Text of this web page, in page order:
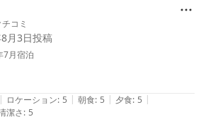
事や館内のクレーンゲーム・売店なども含
ただきありがとうございます。いただいた
けたご様子を伺い、何よりでございま
コミ
月3日投稿
7月宿泊
| ロケーション: 5 | 朝食: 5 | 夕食: 5 |
潔さ: 5